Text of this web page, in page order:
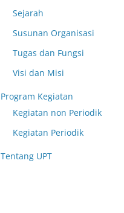
Sejarah
Susunan Organisasi
Tugas dan Fungsi
Visi dan Misi
Program Kegiatan
Kegiatan non Periodik
Kegiatan Periodik
Tentang UPT